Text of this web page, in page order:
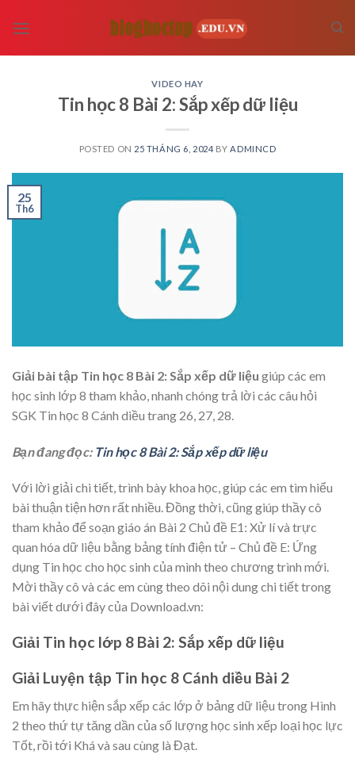
VIDEO HAY
Tin học 8 Bài 2: Sắp xếp dữ liệu
POSTED ON 25 THÁNG 6, 2024 BY ADMINCD
25
Th6
Giải bài tập Tin học 8 Bài 2: Sắp xếp dữ liệu giúp các em
học sinh lớp 8 tham khảo, nhanh chóng trả lời các câu hỏi
SGK Tin học 8 Cánh diều trang 26, 27, 28.
Bạn đang đọc: Tin học 8 Bài 2: Sắp xếp dữ liệu
Với lời giải chi tiết, trình bày khoa học, giúp các em tìm hiểu
bài thuận tiện hơn rất nhiều. Đồng thời, cũng giúp thầy cô
tham khảo để soạn giáo án Bài 2 Chủ đề E1: Xử lí và trực
quan hóa dữ liệu bằng bảng tính điện tử – Chủ đề E: Ứng
dụng Tin học cho học sinh của mình theo chương trình mới.
Mời thầy cô và các em cùng theo dõi nội dung chi tiết trong
bài viết dưới đây của Download.vn:
Giải Tin học lớp 8 Bài 2: Sắp xếp dữ liệu
Giải Luyện tập Tin học 8 Cánh diều Bài 2
Em hãy thực hiện sắp xếp các lớp ở bảng dữ liệu trong Hình
2 theo thứ tự tăng dần của số lượng học sinh xếp loại học lực
Tốt, rồi tới Khá và sau cùng là Đạt.